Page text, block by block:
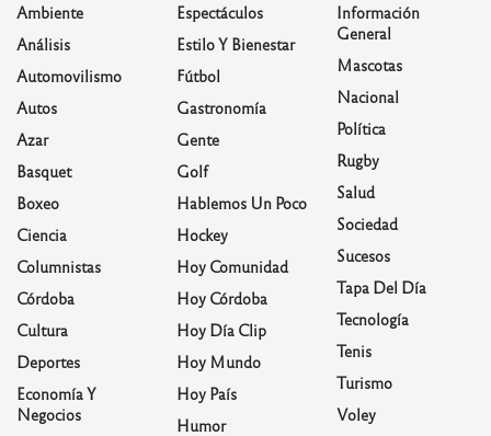
Ambiente
Análisis
Automovilismo
Autos
Azar
Basquet
Boxeo
Ciencia
Columnistas
Córdoba
Cultura
Deportes
Economía Y
Negocios
Espectáculos
Estilo Y Bienestar
Fútbol
Gastronomía
Gente
Golf
Hablemos Un Poco
Hockey
Hoy Comunidad
Hoy Córdoba
Hoy Día Clip
Hoy Mundo
Hoy País
Humor
Información
General
Mascotas
Nacional
Política
Rugby
Salud
Sociedad
Sucesos
Tapa Del Día
Tecnología
Tenis
Turismo
Voley